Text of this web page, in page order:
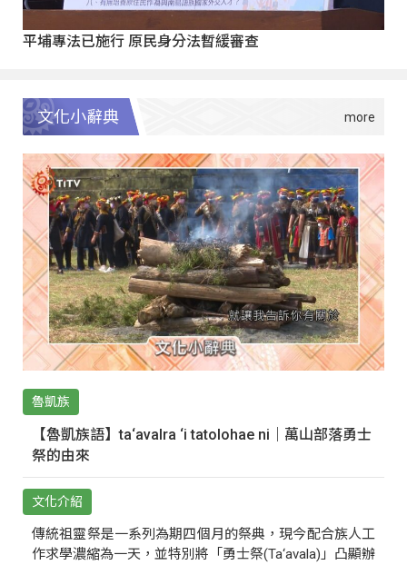
平埔專法已施行 原民身分法暫緩審查
文化小辭典
魯凱族
【魯凱族語】ta‘avalra ‘i tatolohae ni｜萬山部落勇士
祭的由來
文化介紹
傳統祖靈祭是一系列為期四個月的祭典，現今配合族人工
作求學濃縮為一天，並特別將「勇士祭(Ta‘avala)」凸顯辦